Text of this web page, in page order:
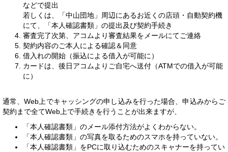
などで提出
若しくは、「中山団地」周辺にあるお近くの店頭・自動契約機
にて、「本人確認書類」の提出及び契約手続き
審査完了次第、アコムより審査結果をメールにてご連絡
契約内容のご本人による確認＆同意
借入れの開始（振込による借入が可能に）
カードは、後日アコムよりご自宅へ送付（ATMでの借入が可能
に）
通常、Web上でキャッシングの申し込みを行った場合、申込みからご
契約まで全てWeb上で手続きを行うことが出来ますが、
「本人確認書類」のメール添付方法がよくわからない。
「本人確認書類」の写真を取るためのスマホを持っていない。
「本人確認書類」をPCに取り込むためのスキャナーを持ってい